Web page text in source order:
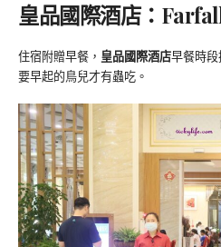
皇品國際酒店：
住宿附贈早餐， 皇品國際酒店早餐時
要早起的鳥兒才有蟲吃。